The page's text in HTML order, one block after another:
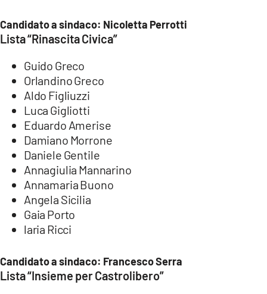
Candidato a sindaco: Nicoletta Perrotti
Lista “Rinascita Civica”
Guido Greco
Orlandino Greco
Aldo Figliuzzi
Luca Gigliotti
Eduardo Amerise
Damiano Morrone
Daniele Gentile
Annagiulia Mannarino
Annamaria Buono
Angela Sicilia
Gaia Porto
laria Ricci
Candidato a sindaco: Francesco Serra
Lista “Insieme per Castrolibero”